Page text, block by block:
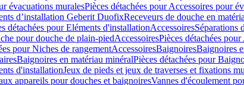
évacuations muralesPièces détachées pour Accessoires pour
d’installation Geberit DuofixReceveurs de douche en
détachées pour Eléments d'installationAccessoiresSéparations
pour douche de plain-piedAccessoiresPièces détachées
pour Niches de rangementAccessoiresBaignoiresBaignoires
Baignoires en matériau minéralPièces détachées pour
d'installationJeux de pieds et jeux de traverses et fixations
appareils pour douches et baignoiresVannes d'écoulement